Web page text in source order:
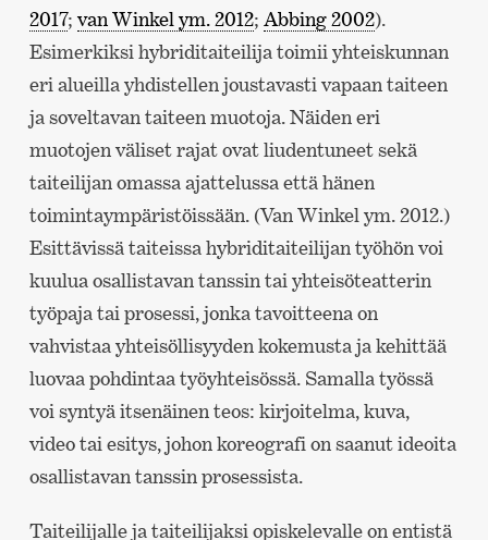
2017; van Winkel ym. 2012; Abbing 2002).
Esimerkiksi hybriditaiteilija toimii yhteiskunnan
eri alueilla yhdistellen joustavasti vapaan taiteen
ja soveltavan taiteen muotoja. Näiden eri
muotojen väliset rajat ovat liudentuneet sekä
taiteilijan omassa ajattelussa että hänen
toimintaympäristöissään. (Van Winkel ym. 2012.)
Esittävissä taiteissa hybriditaiteilijan työhön voi
kuulua osallistavan tanssin tai yhteisöteatterin
työpaja tai prosessi, jonka tavoitteena on
vahvistaa yhteisöllisyyden kokemusta ja kehittää
luovaa pohdintaa työyhteisössä. Samalla työssä
voi syntyä itsenäinen teos: kirjoitelma, kuva,
video tai esitys, johon koreografi on saanut ideoita
osallistavan tanssin prosessista.
Taiteilijalle ja taiteilijaksi opiskelevalle on entistä